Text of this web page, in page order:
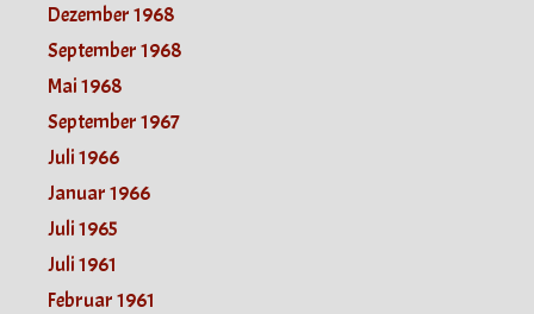
Dezember 1968
September 1968
Mai 1968
September 1967
Juli 1966
Januar 1966
Juli 1965
Juli 1961
Februar 1961